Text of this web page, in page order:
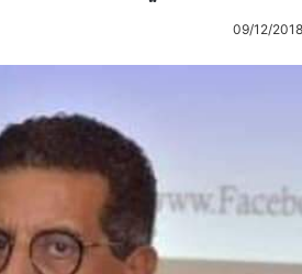
09/12/2018